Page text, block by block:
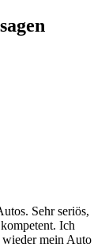
Sehr seriös,
Ich
mein Auto